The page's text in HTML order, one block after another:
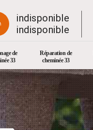
indisponible
indisponible
de
33
Réparation de
cheminée 33